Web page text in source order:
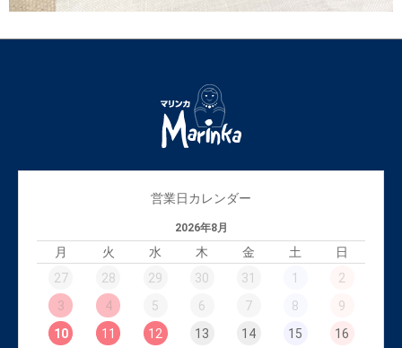
営業日カレンダー
2026年8月
月 火 水 木 金 土
日
27
28 29 30 31 1
2
3
4 5 6 7 8
9
10
11 12 13 14 15
16